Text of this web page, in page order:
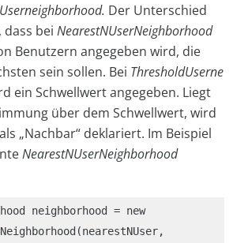
Der Unterschied
bei NearestNUserNeighborhood
Benutzern angegeben wird, die
sein sollen. Bei ThresholdUserne
ein Schwellwert angegeben. Liegt
über dem Schwellwert, wird
„Nachbar“ deklariert. Im Beispiel
NearestNUserNeighborhood
neighborhood = new